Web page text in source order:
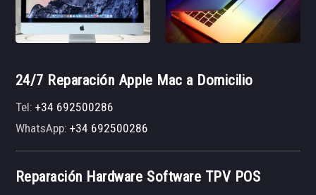
24/7 Reparación Apple Mac a Domicilio
Tel:+34 692500286
WhatsApp:+34 692500286
Reparación Hardware Software TPV POS